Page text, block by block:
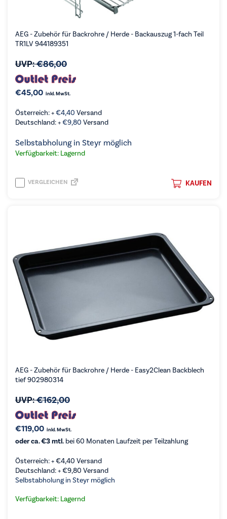
AEG - Zubehör für Backrohre / Herde - Backauszug 1-fach Teil
TR1LV 944189351
UVP:€86,00
€45,00 inkl. MwSt.
Österreich: +€4,40 Versand
Deutschland: +€9,80 Versand
Selbstabholung in Steyr möglich
Verfügbarkeit: Lagernd
KAUFEN
VERGLEICHEN
AEG - Zubehör für Backrohre / Herde - Easy2Clean Backblech
tief 902980314
UVP:€162,00
€119,00 inkl. MwSt.
oder ca. €3 mtl. bei 60 Monaten Laufzeit per Teilzahlung
Österreich: +€4,40 Versand
Deutschland: +€9,80 Versand
Selbstabholung in Steyr möglich
Verfügbarkeit: Lagernd